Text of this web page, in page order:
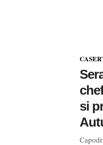
si